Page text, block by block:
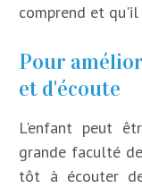
comprend et qu'il
Pour
et d'écoute
L'enfant peut
grande faculté
tôt à écouter